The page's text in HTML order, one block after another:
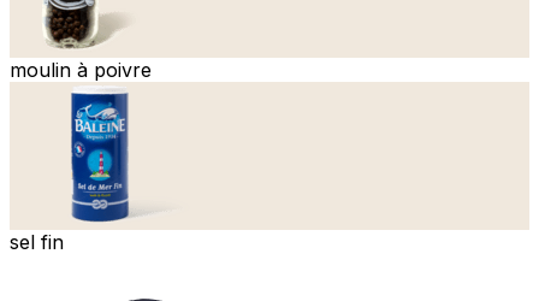
moulin à poivre
sel fin